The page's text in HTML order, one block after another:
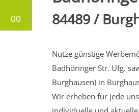
00 84489 /
Nutze günstige
Badhöringer Str. Ufg.
Burghausen) in
Wir erheben für jede